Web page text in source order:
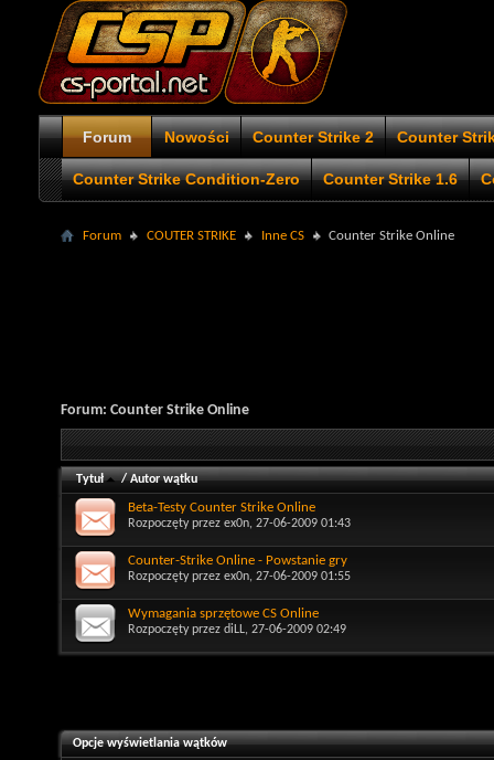
Forum Nowości Counter Strike 2 Counter
Counter Strike Condition-Zero Counter Strike 1.6
Forum COUTER STRIKE Inne CS Counter Strike Online
Forum: Counter Strike Online
Tytuł /Autor wątku
Beta-Testy Counter Strike Online
Rozpoczęty przez ex0n, 27-06-2009 01:43
Counter-Strike Online - Powstanie gry
Rozpoczęty przez ex0n, 27-06-2009 01:55
Wymagania sprzętowe CS Online
Rozpoczęty przez diLL, 27-06-2009 02:49
Opcje wyświetlania wątków